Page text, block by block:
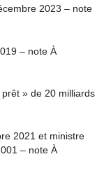
2023 – note
– note À
» de 20 milliards
2021 et ministre
– note À